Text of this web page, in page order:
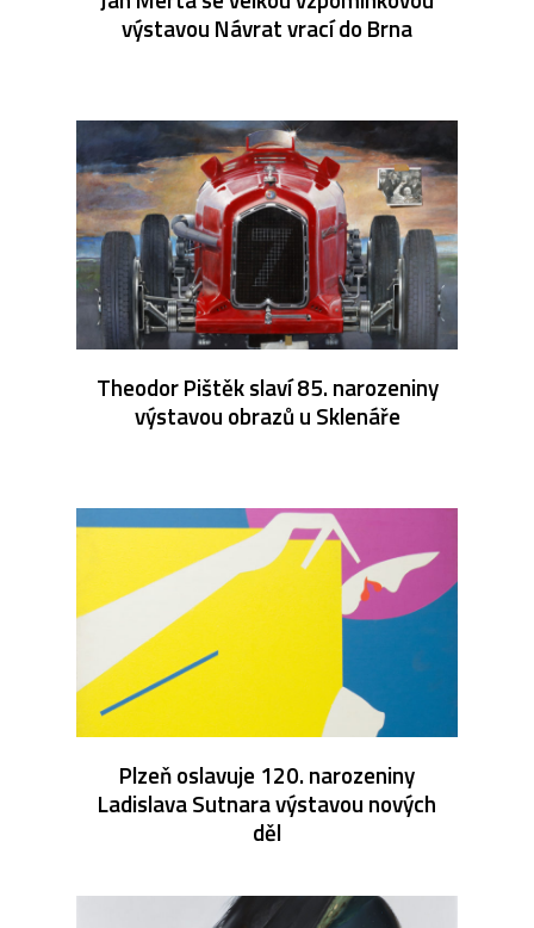
výstavou Návrat vrací do Brna
Theodor Pištěk slaví 85. narozeniny
výstavou obrazů u Sklenáře
Plzeň oslavuje 120. narozeniny
Ladislava Sutnara výstavou nových
děl